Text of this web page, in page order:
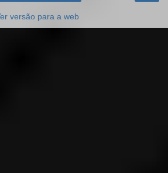
versão para a web